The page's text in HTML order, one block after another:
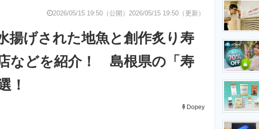
経営リーダーのコミュニティ
の総合サイト IT製品の技術・比較・事例 製造業のIT導入・活用を支援
エネルギーの専門メディア
2026/05/15 19:50（公開） 2026/05/15 19:50（更新）
揚げされた地魚と創作炙り寿
などを紹介！ 島根県の「寿
！
Dopey